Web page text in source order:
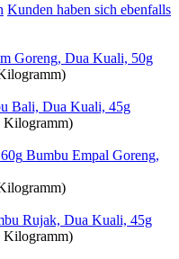
Kunden haben sich ebenfalls
Goreng, Dua Kuali, 50g
Bali, Dua Kuali, 45g
Kilogramm)
Bumbu Empal Goreng,
Rujak, Dua Kuali, 45g
Kilogramm)